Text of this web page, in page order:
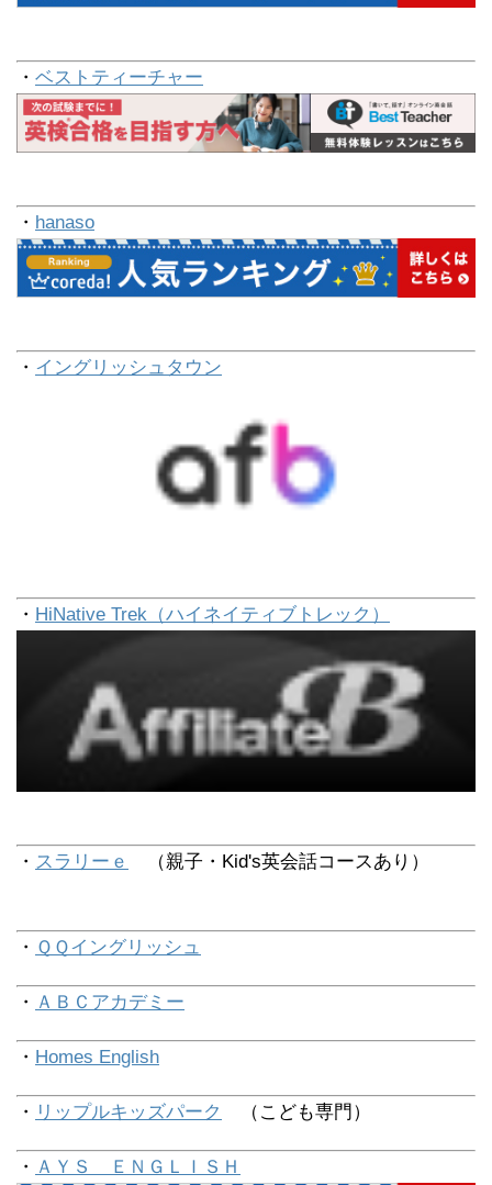
・ ベストティーチャー
・ hanaso
・ イングリッシュタウン
・ HiNative Trek（ハイネイティブトレック）
・ スラリーｅ （親子・Kid's英会話コースあり）
・ ＱＱイングリッシュ
・ ＡＢＣアカデミー
・ Homes English
・ リップルキッズパーク （こども専門）
・ ＡＹＳ ＥＮＧＬＩＳＨ